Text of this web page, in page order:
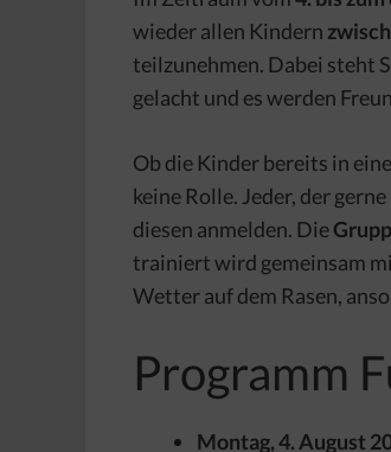
wieder allen Kindern
teilzunehmen. Dabei steht
gelacht und es werden
Ob die Kinder bereits in
keine Rolle. Jeder, der
diesen anmelden. Die
trainiert wird gemeinsam
Wetter auf dem Rasen,
Programm
Montag, 4. August